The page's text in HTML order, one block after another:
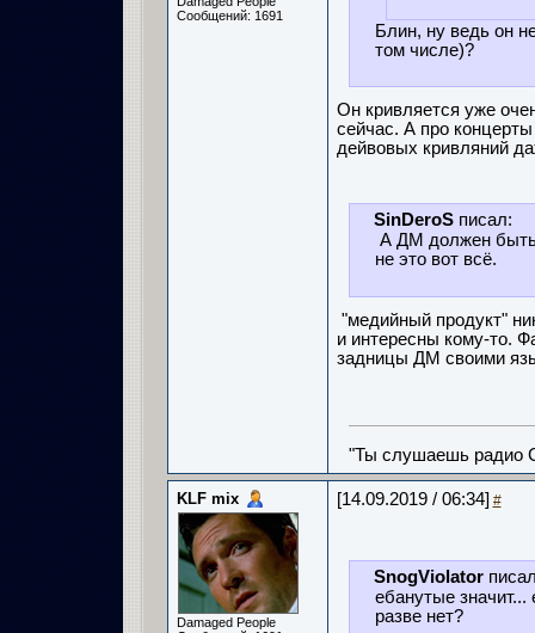
Сообщений: 1691
Блин, ну ведь он
том числе)?
Он кривляется уже
сейчас. А про
дейвовых кривляний
SinDeroSписал:
А ДМ должен быть
не это вот всё.
"медийный продукт"
и интересны кому-то.
задницы ДМ своими
"Ты слушаешь радио
KLF mix
Damaged People
[14.09.2019 / 06:34] #
SnogViolator
ебанутые
разве нет?